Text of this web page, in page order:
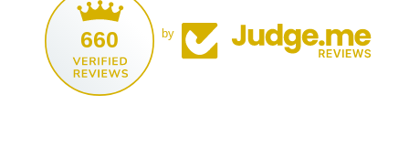
660 by